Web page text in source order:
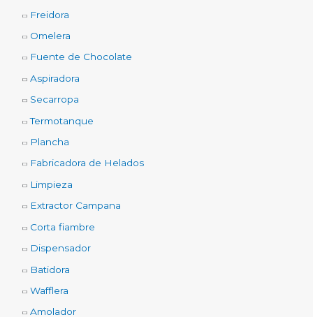
Freidora
Omelera
Fuente de Chocolate
Aspiradora
Secarropa
Termotanque
Plancha
Fabricadora de Helados
Limpieza
Extractor Campana
Corta fiambre
Dispensador
Batidora
Wafflera
Amolador